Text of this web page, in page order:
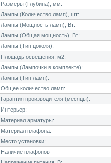
Размеры (Глубина), мм:
Лампы (Количество ламп), шт:
Лампы (Мощность ламп), Вт:
Лампы (Общая мощность), Вт:
Лампы (Тип цоколя):
Площадь освещения, м2:
Лампы (Лампочки в комплекте):
Лампы (Тип ламп):
Общее количество ламп:
Гарантия производителя (месяцы):
Интерьер:
Материал арматуры:
Материал плафона:
Место установки:
Наличие плафонов